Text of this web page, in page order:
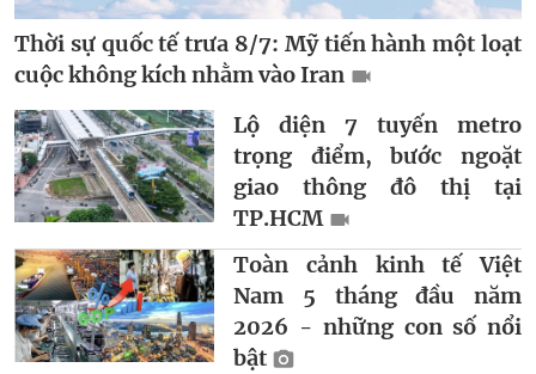
Thời sự quốc tế trưa 8/7: Mỹ tiến hành một loạt
cuộc không kích nhằm vào Iran
Lộ diện 7 tuyến metro
trọng điểm, bước ngoặt
giao thông đô thị tại
TP.HCM
Toàn cảnh kinh tế Việt
Nam 5 tháng đầu năm
2026 - những con số nổi
bật